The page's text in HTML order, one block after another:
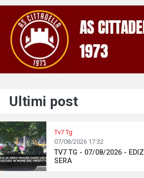
Ultimi post
Tv7 Tg
07/08/2026 17:32
TV7 TG - 07/08/2026 - EDIZ
SERA